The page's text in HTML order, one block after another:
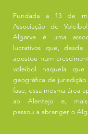
Fundada a 13 de
Associação de
Algarve é uma
lucrativos que, desde
apostou num
voleibol naquela
geográfica de
fase, essa mesma área
ao Alentejo e, mais
passou a abranger o